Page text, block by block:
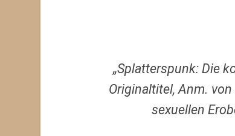
„Splatterspunk: Die
Originaltitel, Anm.
sexuellen